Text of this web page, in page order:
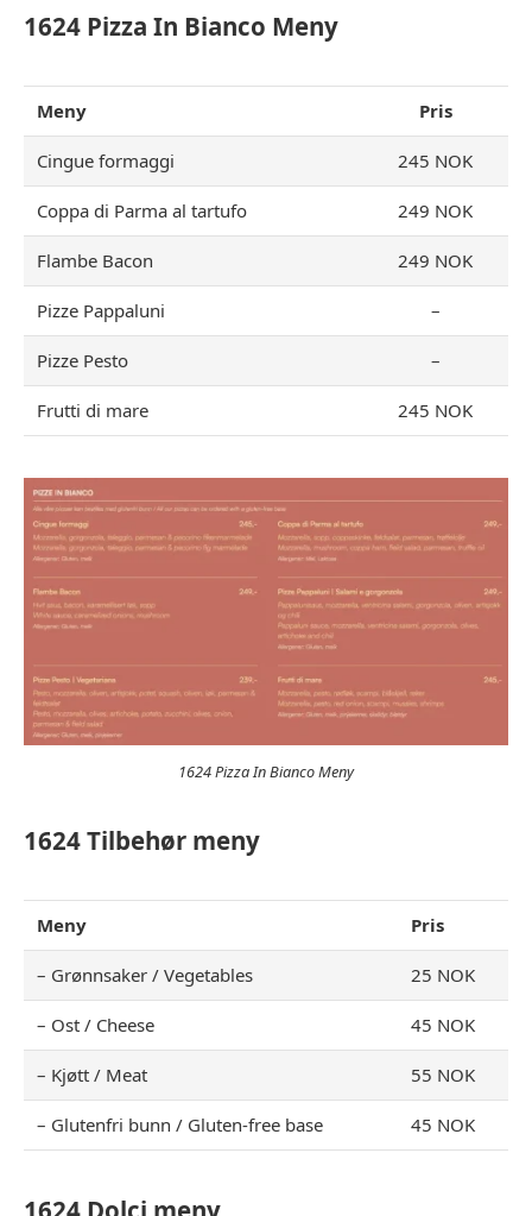
1624 Pizza In Bianco Meny
Meny Pris
Cingue formaggi 245 NOK
Coppa di Parma al tartufo 249 NOK
Flambe Bacon 249 NOK
Pizze Pappaluni –
Pizze Pesto –
Frutti di mare 245 NOK
1624 Pizza In Bianco Meny
1624 Tilbehør meny
Meny Pris
– Grønnsaker / Vegetables 25 NOK
– Ost / Cheese 45 NOK
– Kjøtt / Meat 55 NOK
– Glutenfri bunn / Gluten-free base 45 NOK